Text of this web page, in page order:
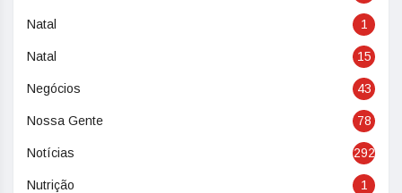
Natal 1
Natal 15
Negócios 43
Nossa Gente 78
Notícias 292
Nutrição 1